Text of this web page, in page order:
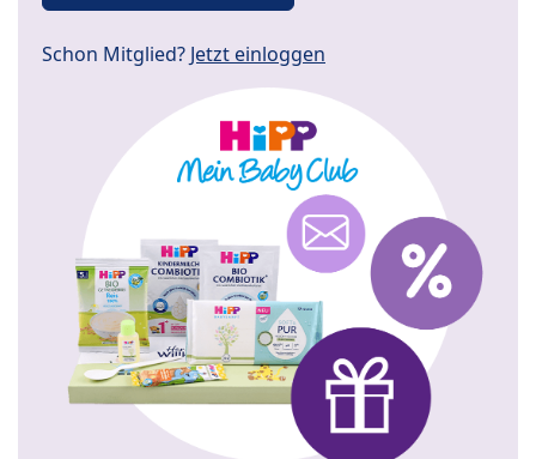
Schon Mitglied? Jetzt einloggen